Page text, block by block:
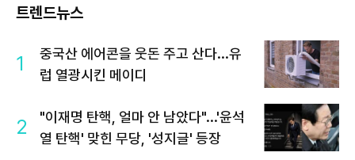
트렌드뉴스
1
중국산 에어콘을 웃돈 주고 산다...유
럽 열광시킨 메이디
2
"이재명 탄핵, 얼마 안 남았다"...'윤석
열 탄핵' 맞힌 무당, '성지글' 등장